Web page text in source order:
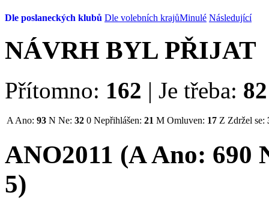
Dle poslaneckých klubů Dle volebních krajůMinulé Následující
NÁVRH BYL PŘIJAT
Přítomno: 162 | Je třeba: 82
A Ano: 93 N Ne: 32 0 Nepřihlášen: 21 M Omluven: 17 Z Zdržel se:
ANO2011 (AAno: 690
5)